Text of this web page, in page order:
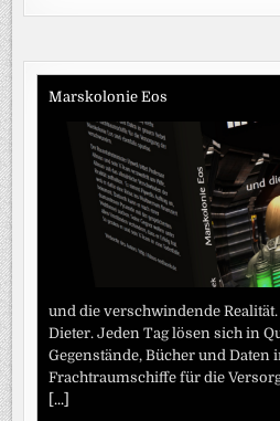
Marskolonie Eos
und die verschwindende
Dieter. Jeden Tag lösen sich in
Gegenstände, Bücher und Daten
Frachtraumschiffe für die
[...]